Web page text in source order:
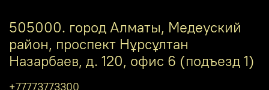
505000. город Алматы, Медеуский
район, проспект Нұрсұлтан
Назарбаев, д. 120, офис 6 (подъезд 1)
+77773773300